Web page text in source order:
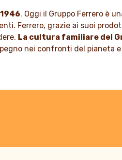
SCOPRI DI
. Oggi il Gruppo Ferrero è
Ferrero, grazie ai suoi
La cultura familiare del
nei confronti del pianeta